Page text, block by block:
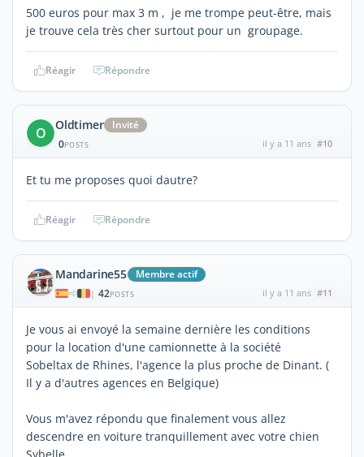
500 euros pour max 3 m , je me trompe peut-être, mais
je trouve cela très cher surtout pour un groupage.
Réagir Répondre
O Oldtimer
Invité
0POSTS il y a 11 ans #10
Et tu me proposes quoi dautre?
Réagir Répondre
Mandarine55 Membre actif
| 42POSTS il y a 11 ans #11
Je vous ai envoyé la semaine dernière les conditions
pour la location d'une camionnette à la société
Sobeltax de Rhines, l'agence la plus proche de Dinant. (
Il y a d'autres agences en Belgique)
Vous m'avez répondu que finalement vous allez
descendre en voiture tranquillement avec votre chien